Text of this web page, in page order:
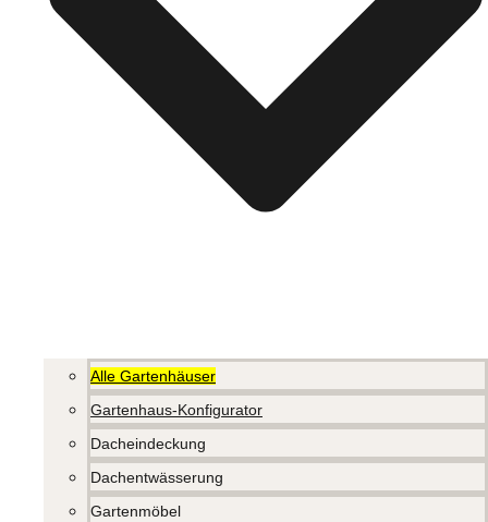
Alle Gartenhäuser
Gartenhaus-Konfigurator
Dacheindeckung
Dachentwässerung
Gartenmöbel